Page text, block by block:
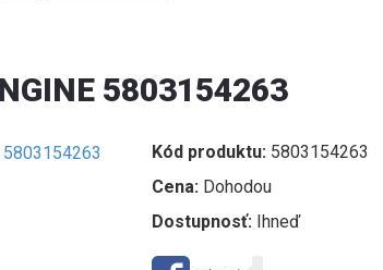
5803154263
Kód produktu:5803154263
Cena:Dohodou
Dostupnosť:Ihneď